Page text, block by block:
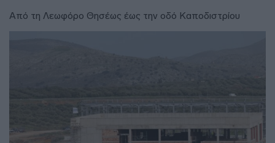
Από τη Λεωφόρο Θησέως έως την οδό Καποδιστρίου